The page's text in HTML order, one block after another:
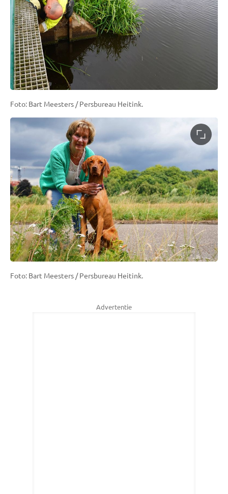
Foto: Bart Meesters / Persbureau Heitink.
Foto: Bart Meesters / Persbureau Heitink.
Advertentie